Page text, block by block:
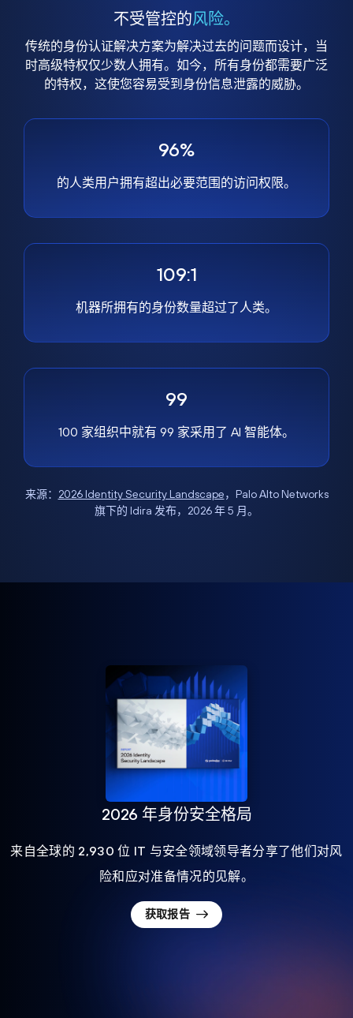
不受管控的风险。
传统的身份认证解决方案为解决过去的问题而设计，当
时高级特权仅少数人拥有。如今，所有身份都需要广泛
的特权，这使您容易受到身份信息泄露的威胁。
96%
的人类用户拥有超出必要范围的访问权限。
109:1
机器所拥有的身份数量超过了人类。
99
100 家组织中就有 99 家采用了 AI 智能体。
来源： 2026 Identity Security Landscape，Palo Alto Networks
旗下的 Idira 发布，2026 年 5 月。
2026 年身份安全格局
来自全球的 2,930 位 IT 与安全领域领导者分享了他们对风
险和应对准备情况的见解。
获取报告